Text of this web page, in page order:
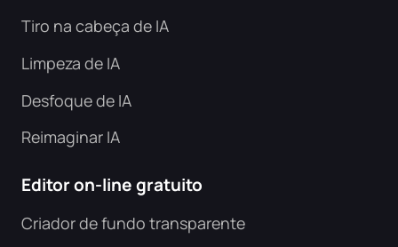
Tiro na cabeça de IA
Limpeza de IA
Desfoque de IA
Reimaginar IA
Editor on-line gratuito
Criador de fundo transparente